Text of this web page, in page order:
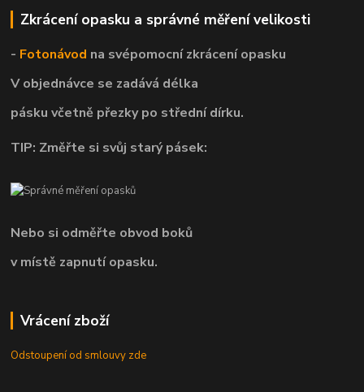
Zkrácení opasku a správné měření velikosti
- Fotonávod na svépomocnízkrácení opasku
V objednávce se zadává délka
pásku včetně přezky po střední dírku.
TIP: Změřte si svůj starý pásek:
Nebo si odměřte obvod boků
v místě zapnutí opasku.
Vrácení zboží
Odstoupení od smlouvy zde